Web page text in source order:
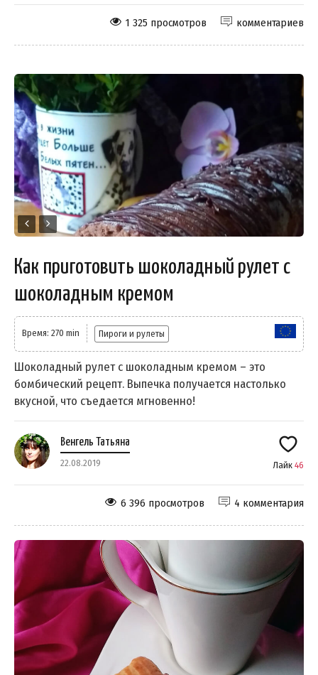
комментариев
1 325 просмотров
Как приготовить шоколадный рулет с
шоколадным кремом
Время: 270 min Пироги и рулеты
Шоколадный рулет с шоколадным кремом – это
бомбический рецепт. Выпечка получается настолько
вкусной, что съедается мгновенно!
Венгель Татьяна
22.08.2019 Лайк 46
4 комментария
6 396 просмотров